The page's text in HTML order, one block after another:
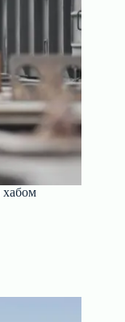
хабом